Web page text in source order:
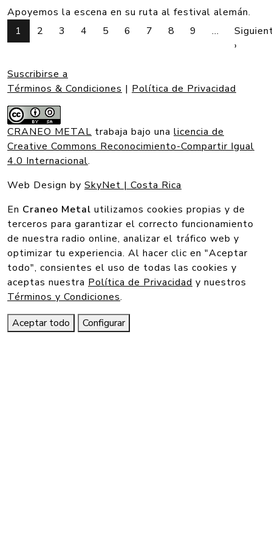
Apoyemos la escena en su ruta al festival alemán.
PAGINACIÓN
1 2 3 4 5 6 7 8 9 …
›
Suscribirse a
Términos & Condiciones | Política de Privacidad
CRANEO METAL trabaja bajo una licencia de
Creative Commons Reconocimiento-Compartir Igual
4.0 Internacional.
Web Design by SkyNet | Costa Rica
En Craneo Metal utilizamos cookies propias y de
terceros para garantizar el correcto funcionamiento
de nuestra radio online, analizar el tráfico web y
optimizar tu experiencia. Al hacer clic en "Aceptar
todo", consientes el uso de todas las cookies y
aceptas nuestra Política de Privacidad y nuestros
Términos y Condiciones.
Aceptar todo
Configurar